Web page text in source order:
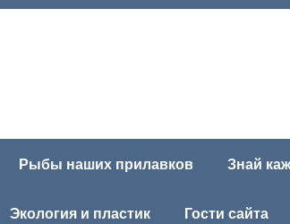
Рыбы наших прилавков Знай
Экология и пластик Гости сайта